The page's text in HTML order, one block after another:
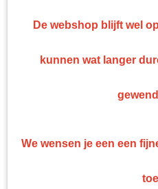
Indien op voorraad:
Retourneren kan
Professionele nonpaint artikelen en
De webshop blijft wel
kunnen wat langer
We wensen je een een